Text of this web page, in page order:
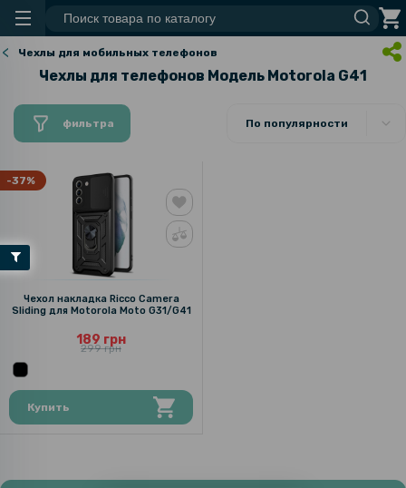
Чехлы для мобильных телефонов
Чехлы для телефонов Модель Motorola G41
фильтра По популярности
-37%
Чехол накладка Ricco Camera
Sliding для Motorola Moto G31/G41
189 грн
299 грн
Купить